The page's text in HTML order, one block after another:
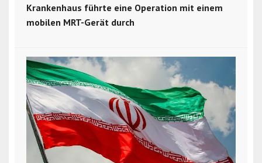
Krankenhaus führte eine Operation mit einem
mobilen MRT-Gerät durch